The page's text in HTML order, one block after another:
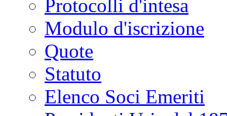
Protocolli d'intesa
Modulo d'iscrizione
Quote
Statuto
Elenco Soci Emeriti